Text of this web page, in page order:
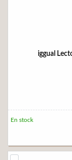
iggual
En stock